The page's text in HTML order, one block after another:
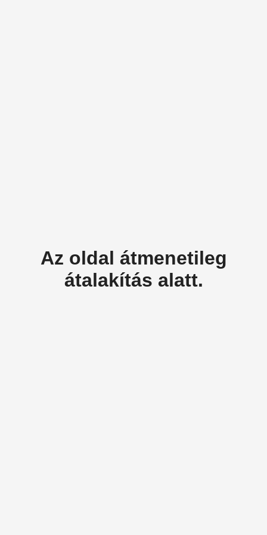
Az oldal átmenetileg
átalakítás alatt.